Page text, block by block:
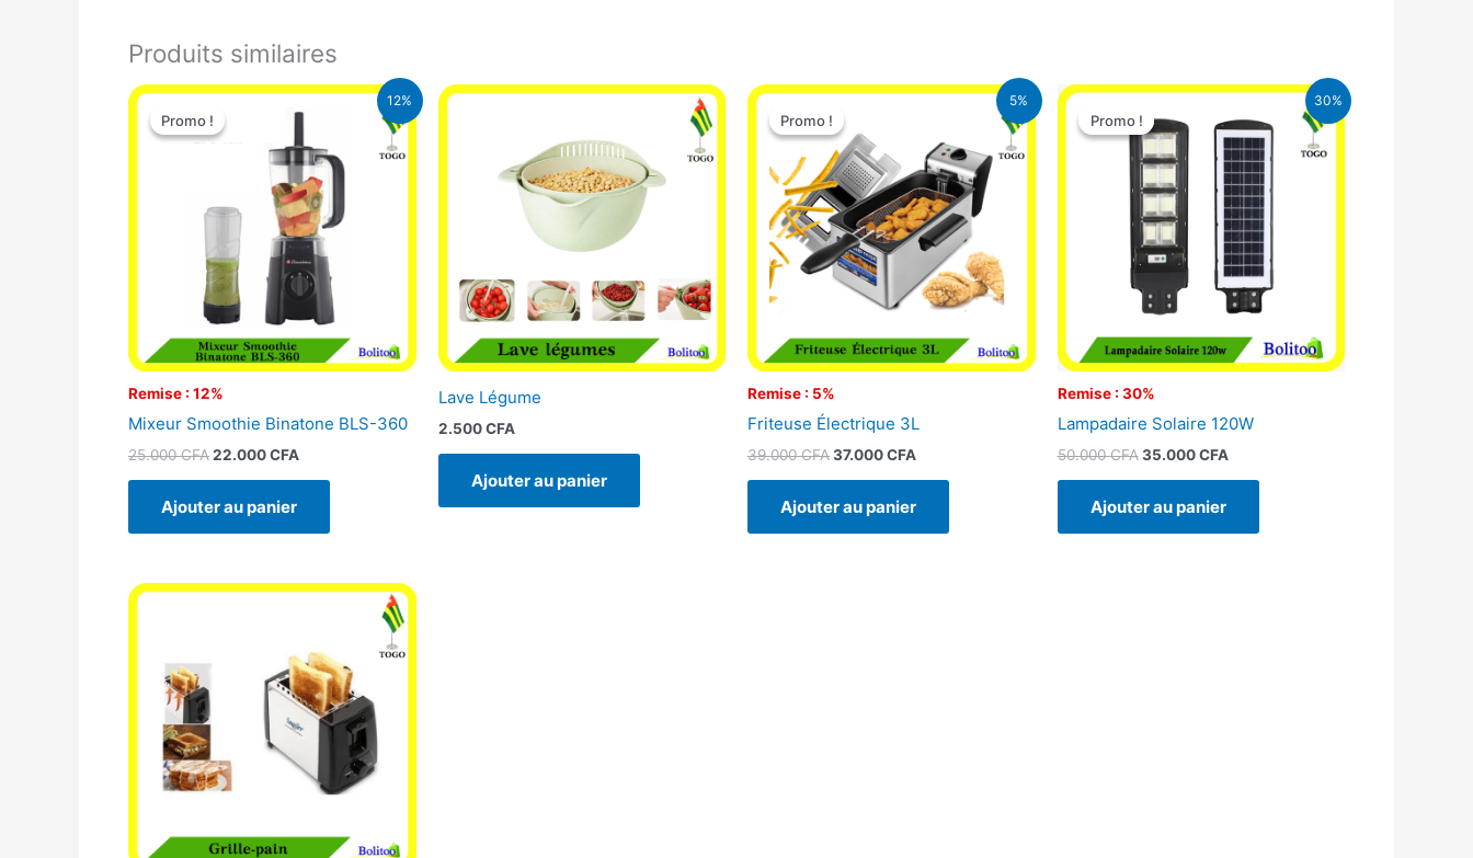
Produits similaires
12%
Promo !
Remise : 12%
Promo !
Mixeur Smoothie Binatone BLS-360
25.000CFA
Le
initial
25.000 CFA.
22.000CFA
Le
prix
est :
22.000 CFA.
Ajouter au panier
Lave Légume
2.500CFA
Ajouter au panier
5%
Promo !
Remise : 5%
Promo !
Friteuse Électrique 3L
39.000CFA
Le
initial
était :
39.000 CFA.
37.000CFA
Le
est :
37.000 CFA.
Ajouter au panier
30%
Promo !
Remise : 30%
Promo !
Lampadaire Solaire 120W
50.000CFA
Le
initial
était :
50.000 CFA.
35.000CFA
Le
actuel
est :
35.000 CFA.
Ajouter au panier